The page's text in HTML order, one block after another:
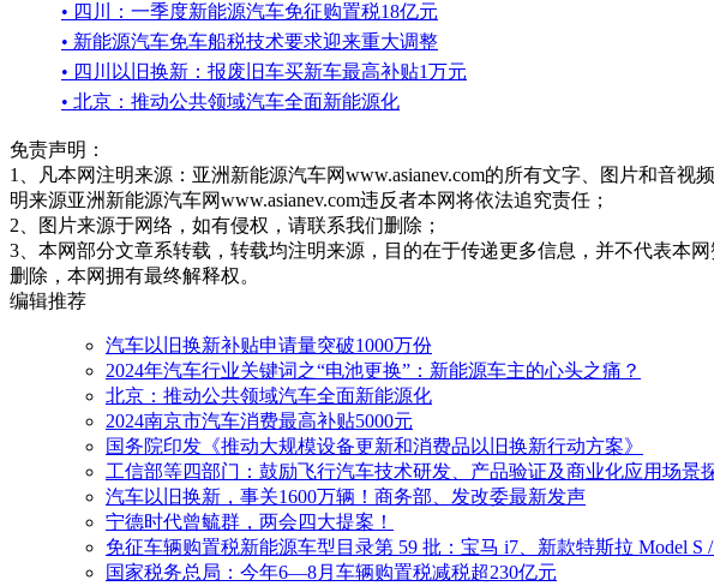
• 四川：一季度新能源汽车免征购置税18亿元
• 新能源汽车免车船税技术要求迎来重大调整
• 四川以旧换新：报废旧车买新车最高补贴1万元
• 北京：推动公共领域汽车全面新能源化
免责声明：
1、凡本网注明来源：亚洲新能源汽车网www.asianev.com的所有文字、图片和音
明来源亚洲新能源汽车网www.asianev.com违反者本网将依法追究责任；
2、图片来源于网络，如有侵权，请联系我们删除；
3、本网部分文章系转载，转载均注明来源，目的在于传递更多信息，并不代表本
删除，本网拥有最终解释权。
编辑推荐
汽车以旧换新补贴申请量突破1000万份
2024年汽车行业关键词之“电池更换”：新能源车主的心头之痛？
北京：推动公共领域汽车全面新能源化
2024南京市汽车消费最高补贴5000元
国务院印发《推动大规模设备更新和消费品以旧换新行动方案》
工信部等四部门：鼓励飞行汽车技术研发、产品验证及商业化应用场景
汽车以旧换新，事关1600万辆！商务部、发改委最新发声
宁德时代曾毓群，两会四大提案！
免征车辆购置税新能源车型目录第 59 批：宝马 i7、新款特斯拉 Model S
国家税务总局：今年6—8月车辆购置税减税超230亿元